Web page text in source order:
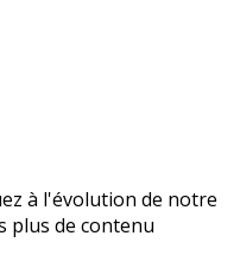
à l'évolution de notre
plus de contenu